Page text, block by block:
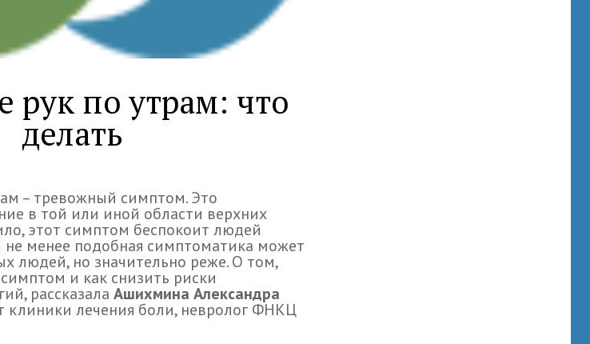
рук по утрам: что
делать
– тревожный симптом. Это
в той или иной области верхних
этот симптом беспокоит людей
не менее подобная симптоматика может
людей, но значительно реже. О том,
и как снизить риски
рассказалаАшихмина Александра
клиники лечения боли, невролог ФНКЦ